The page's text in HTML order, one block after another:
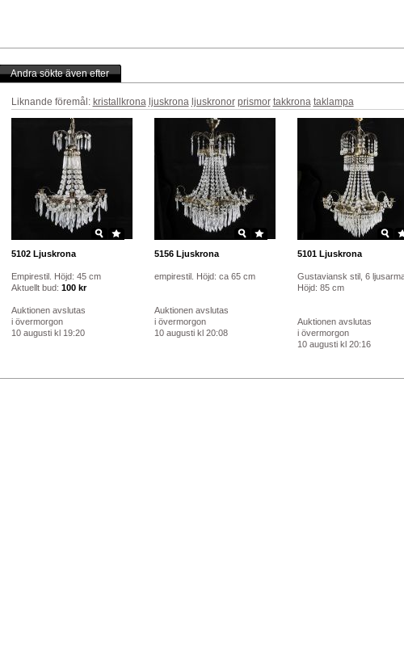
Andra sökte även efter
Liknande föremål: kristallkrona ljuskrona ljuskronor prismor takkrona taklampa
5102Ljuskrona
Empirestil. Höjd: 45 cm
Aktuellt bud: 100 kr
Auktionen avslutas
i övermorgon
10 augusti kl 19:20
5156Ljuskrona
empirestil. Höjd: ca 65 cm
Auktionen avslutas
i övermorgon
10 augusti kl 20:08
5101Ljuskrona
Gustaviansk stil, 6
Höjd: 85 cm
Auktionen avslutas
i övermorgon
10 augusti kl 20:16